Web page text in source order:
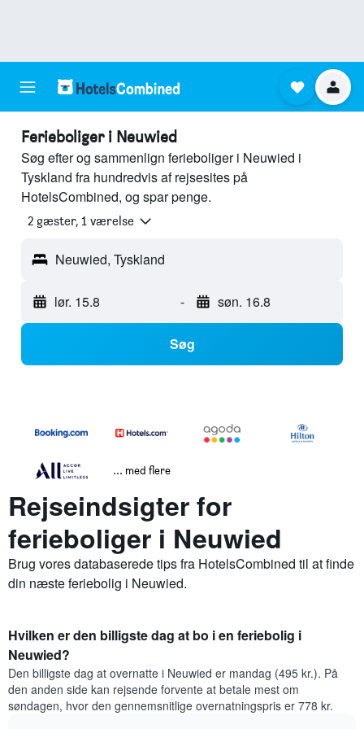
Ferieboliger i Neuwied
Søg efter og sammenlign ferieboliger i Neuwied i
Tyskland fra hundredvis af rejsesites på
HotelsCombined, og spar penge.
2 gæster, 1 værelse
Neuwied, Tyskland
lør. 15.8 - søn. 16.8
Søg
... med flere
Rejseindsigter for
ferieboliger i Neuwied
Brug vores databaserede tips fra HotelsCombined til at finde
din næste feriebolig i Neuwied.
Hvilken er den billigste dag at bo i en feriebolig i
Neuwied?
Den billigste dag at overnatte i Neuwied er mandag (495 kr.). På
den anden side kan rejsende forvente at betale mest om
søndagen, hvor den gennemsnitlige overnatningspris er 778 kr.